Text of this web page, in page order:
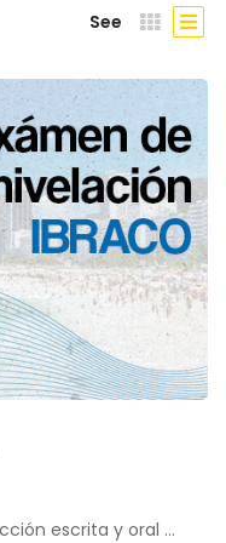
See
escrita y oral …